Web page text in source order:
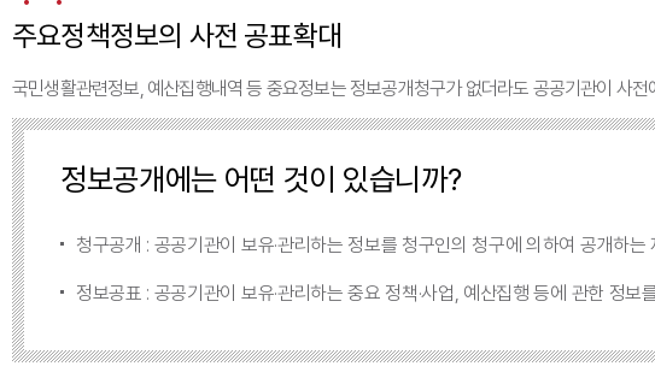
주요정책정보의 사전 공표확대
국민생활관련정보, 예산집행내역 등 중요정보는 정보공개청구가 없더라도 공공기관이 사전
정보공개에는 어떤 것이 있습니까?
청구공개 : 공공기관이 보유·관리하는 정보를 청구인의 청구에 의하여 공개하는
정보공표 : 공공기관이 보유·관리하는 중요 정책·사업, 예산집행 등에 관한 정